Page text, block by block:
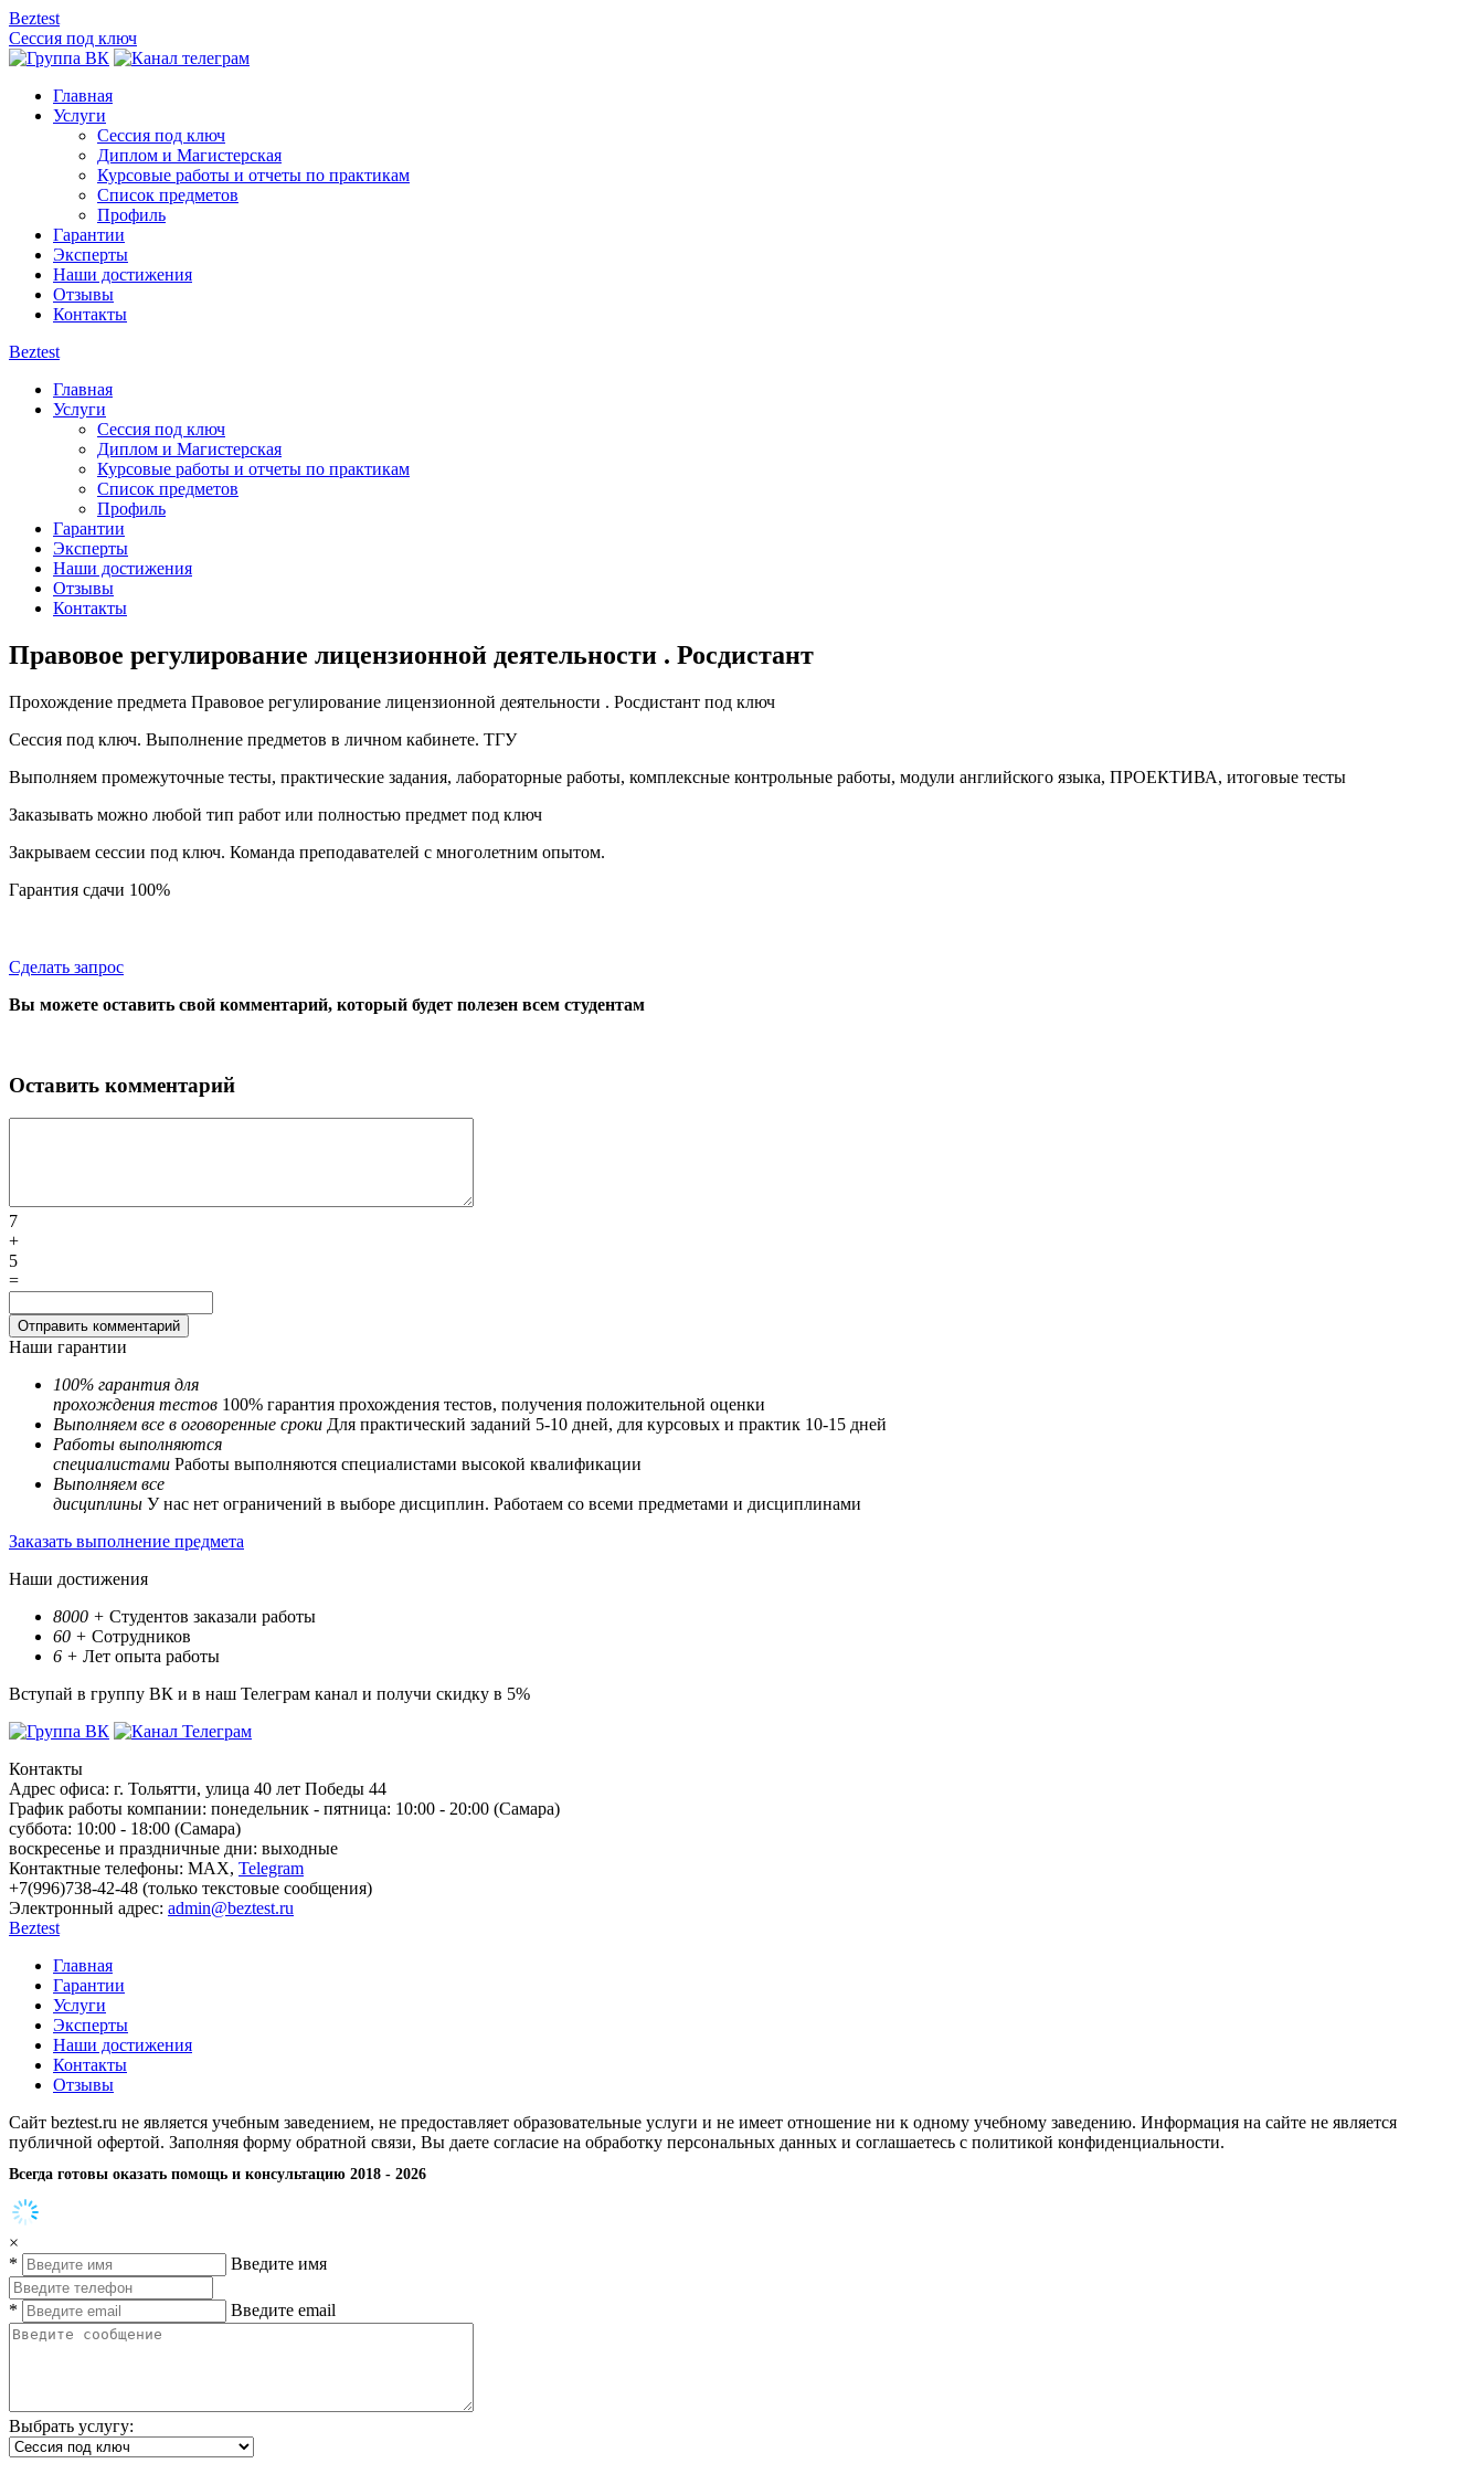
Beztest
Сессия под ключ
Главная
Услуги
Сессия под ключ
Диплом и Магистерская
Курсовые работы и отчеты по практикам
Список предметов
Профиль
Гарантии
Эксперты
Наши достижения
Отзывы
Контакты
Beztest
Главная
Услуги
Сессия под ключ
Диплом и Магистерская
Курсовые работы и отчеты по практикам
Список предметов
Профиль
Гарантии
Эксперты
Наши достижения
Отзывы
Контакты
Правовое регулирование лицензионной деятельности . Росдистант
Прохождение предмета Правовое регулирование лицензионной деятельности . Росдистант под ключ
Сессия под ключ. Выполнение предметов в личном кабинете. ТГУ
Выполняем промежуточные тесты, практические задания, лабораторные работы, комплексные контрольные работы, модули английского языка, ПРОЕКТИВА, итоговые тесты
Заказывать можно любой тип работ или полностью предмет под ключ
Закрываем сессии под ключ. Команда преподавателей с многолетним опытом.
Гарантия сдачи 100%
Сделать запрос
Вы можете оставить свой комментарий, который будет полезен всем студентам
Оставить комментарий
7
+
5
=
Наши гарантии
100% гарантия для
прохождения тестов 100% гарантия прохождения тестов, получения положительной оценки
Выполняем все в оговоренные сроки Для практический заданий 5-10 дней, для курсовых и практик 10-15 дней
Работы выполняются
специалистами Работы выполняются специалистами высокой квалификации
Выполняем все
дисциплины У нас нет ограничений в выборе дисциплин. Работаем со всеми предметами и дисциплинами
Заказать выполнение предмета
Наши достижения
8000 + Студентов заказали работы
60 + Сотрудников
6 + Лет опыта работы
Вступай в группу ВК и в наш Телеграм канал и получи скидку в 5%
Контакты
Адрес офиса: г. Тольятти, улица 40 лет Победы 44
График работы компании: понедельник - пятница: 10:00 - 20:00 (Самара)
суббота: 10:00 - 18:00 (Самара)
воскресенье и праздничные дни: выходные
Контактные телефоны: МАХ, Telegram
+7(996)738-42-48 (только текстовые сообщения)
Электронный адрес: admin@beztest.ru
Beztest
Главная
Гарантии
Услуги
Эксперты
Наши достижения
Контакты
Отзывы
Сайт beztest.ru не является учебным заведением, не предоставляет образовательные услуги и не имеет отношение ни к одному учебному заведению. Информация на сайте не является
публичной офертой. Заполняя форму обратной связи, Вы даете согласие на обработку персональных данных и соглашаетесь с политикой конфиденциальности.
Всегда готовы оказать помощь и консультацию 2018 - 2026
×
*
Введите имя
* Введите email
Выбрать услугу: